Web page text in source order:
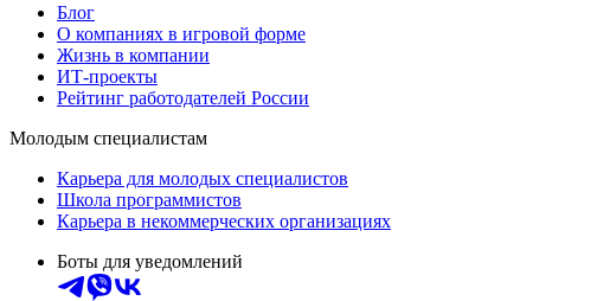
Блог
О компаниях в игровой форме
Жизнь в компании
ИТ-проекты
Рейтинг работодателей России
Молодым специалистам
Карьера для молодых специалистов
Школа программистов
Карьера в некоммерческих организациях
Боты для уведомлений